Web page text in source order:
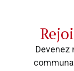
Devenez